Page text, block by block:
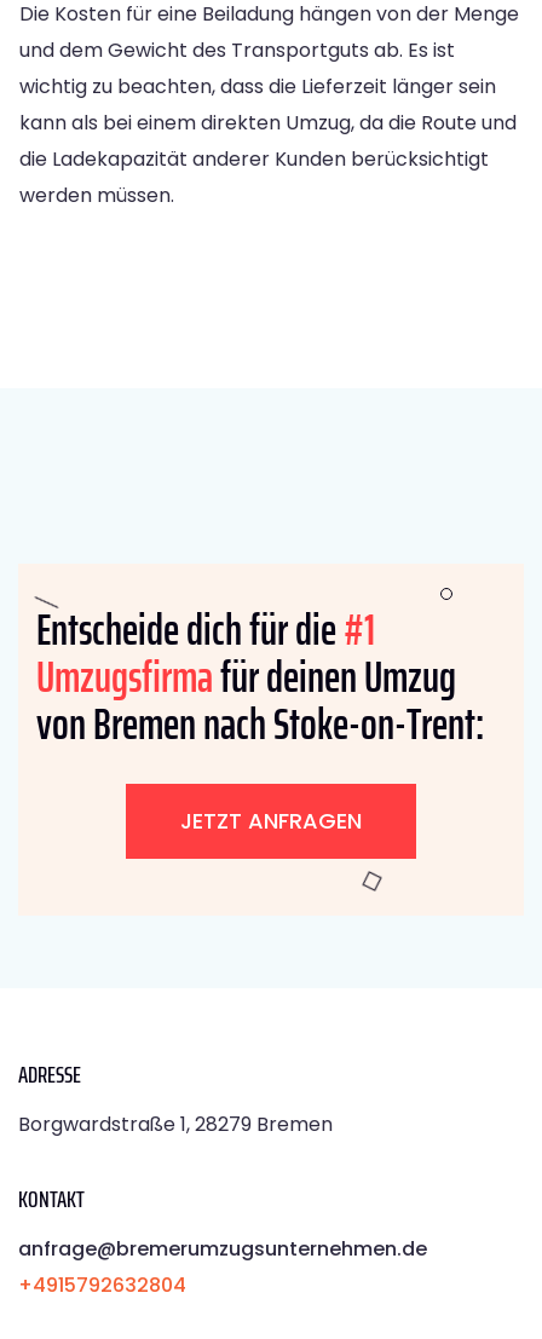
Die Kosten für eine Beiladung hängen von der Menge
und dem Gewicht des Transportguts ab. Es ist
wichtig zu beachten, dass die Lieferzeit länger sein
kann als bei einem direkten Umzug, da die Route und
die Ladekapazität anderer Kunden berücksichtigt
werden müssen.
Entscheide dich für die#1
Umzugsfirmafür deinen Umzug
von Bremen nach Stoke-on-Trent:
JETZT ANFRAGEN
ADRESSE
Borgwardstraße 1, 28279 Bremen
KONTAKT
anfrage@bremerumzugsunternehmen.de
+4915792632804